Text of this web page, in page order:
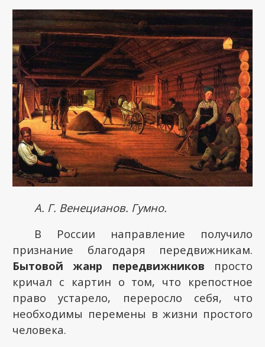
А. Г. Венецианов. Гумно.
В России направление получило
признание благодаря передвижникам.
Бытовой жанр передвижников просто
кричал с картин о том, что крепостное
право устарело, переросло себя, что
необходимы перемены в жизни простого
человека.